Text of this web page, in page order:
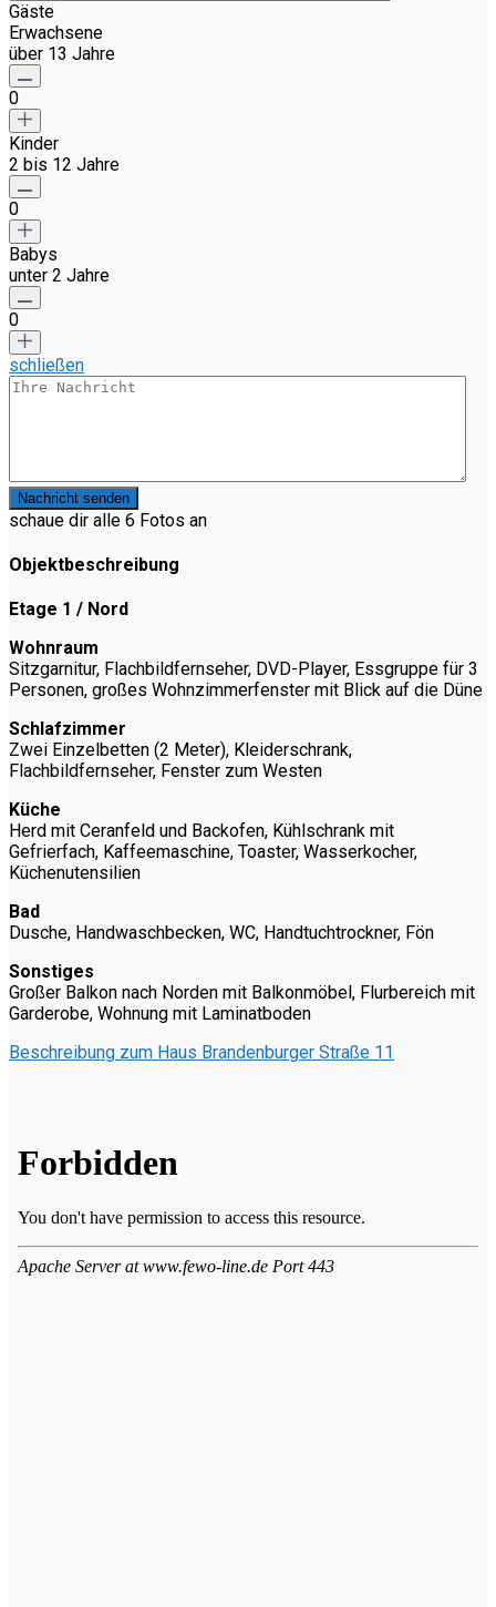
Gäste
Erwachsene
über 13 Jahre
0
Kinder
2 bis 12 Jahre
0
Babys
unter 2 Jahre
0
schließen
Nachricht senden
schaue dir alle 6 Fotos an
Objektbeschreibung
Etage 1 / Nord
Wohnraum
Sitzgarnitur, Flachbildfernseher, DVD-Player, Essgruppe für 3
Personen, großes Wohnzimmerfenster mit Blick auf die Düne
Schlafzimmer
Zwei Einzelbetten (2 Meter), Kleiderschrank,
Flachbildfernseher, Fenster zum Westen
Küche
Herd mit Ceranfeld und Backofen, Kühlschrank mit
Gefrierfach, Kaffeemaschine, Toaster, Wasserkocher,
Küchenutensilien
Bad
Dusche, Handwaschbecken, WC, Handtuchtrockner, Fön
Sonstiges
Großer Balkon nach Norden mit Balkonmöbel, Flurbereich mit
Garderobe, Wohnung mit Laminatboden
Beschreibung zum Haus Brandenburger Straße 11